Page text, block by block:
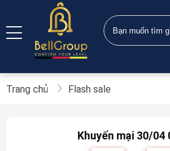
Trang chủ Flash sale
Khuyến mại 30/04